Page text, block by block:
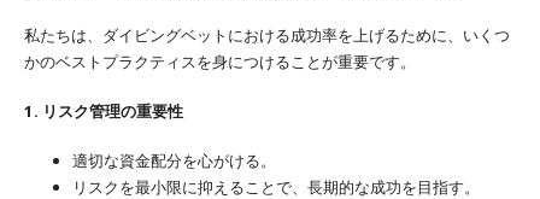
私たちは、ダイビングベットにおける成功率を上げるために、いくつ
かのベストプラクティスを身につけることが重要です。
1. リスク管理の重要性
適切な資金配分を心がける。
リスクを最小限に抑えることで、長期的な成功を目指す。